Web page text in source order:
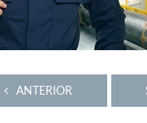
ANTERIOR